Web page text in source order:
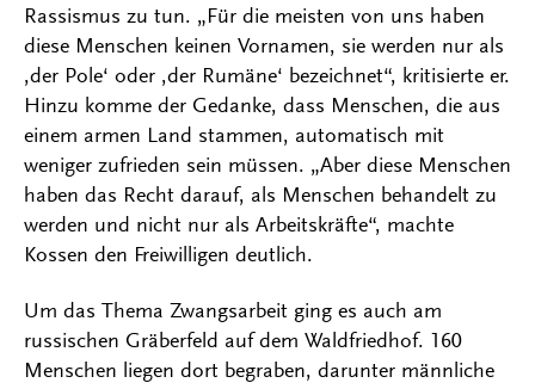
Rassismus zu tun. „Für die meisten von uns haben
diese Menschen keinen Vornamen, sie werden nur als
‚der Pole‘ oder ‚der Rumäne‘ bezeichnet“, kritisierte er.
Hinzu komme der Gedanke, dass Menschen, die aus
einem armen Land stammen, automatisch mit
weniger zufrieden sein müssen. „Aber diese Menschen
haben das Recht darauf, als Menschen behandelt zu
werden und nicht nur als Arbeitskräfte“, machte
Kossen den Freiwilligen deutlich.
Um das Thema Zwangsarbeit ging es auch am
russischen Gräberfeld auf dem Waldfriedhof. 160
Menschen liegen dort begraben, darunter männliche